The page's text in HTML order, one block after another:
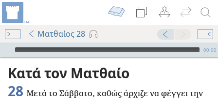
Ματθαίος 28
Audio Player
00:00
Κατά τον Ματθαίο
28 Μετά το Σάββατο, καθώς άρχιζε να φέγγει την